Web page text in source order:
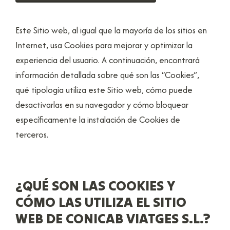
Este Sitio web, al igual que la mayoría de los sitios en
Internet, usa Cookies para mejorar y optimizar la
experiencia del usuario. A continuación, encontrará
información detallada sobre qué son las “Cookies”,
qué tipología utiliza este Sitio web, cómo puede
desactivarlas en su navegador y cómo bloquear
específicamente la instalación de Cookies de
terceros.
¿QUÉ SON LAS COOKIES Y
CÓMO LAS UTILIZA EL SITIO
WEB DE CONICAB VIATGES S.L.?